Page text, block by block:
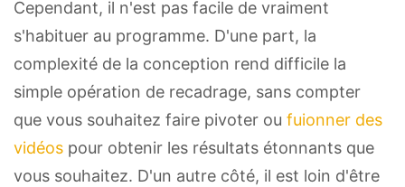
Cependant, il n'est pas facile de vraiment
s'habituer au programme. D'une part, la
complexité de la conception rend difficile la
simple opération de recadrage, sans compter
que vous souhaitez faire pivoter ou fuionner des
vidéos pour obtenir les résultats étonnants que
vous souhaitez. D'un autre côté, il est loin d'être